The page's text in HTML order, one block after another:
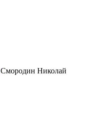
Смородин Николай